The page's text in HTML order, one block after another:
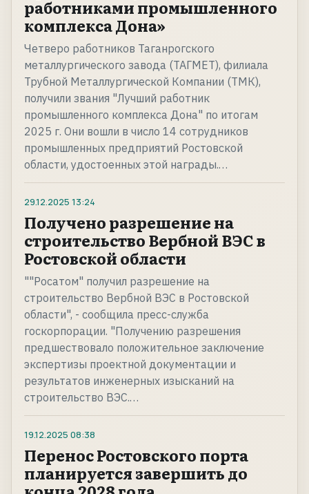
работниками промышленного
комплекса Дона»
Четверо работников Таганрогского
металлургического завода (ТАГМЕТ), филиала
Трубной Металлургической Компании (ТМК),
получили звания "Лучший работник
промышленного комплекса Дона" по итогам
2025 г. Они вошли в число 14 сотрудников
промышленных предприятий Ростовской
области, удостоенных этой награды.…
29.12.2025 13:24
Получено разрешение на
строительство Вербной ВЭС в
Ростовской области
""Росатом" получил разрешение на
строительство Вербной ВЭС в Ростовской
области", - сообщила пресс-служба
госкорпорации. "Получению разрешения
предшествовало положительное заключение
экспертизы проектной документации и
результатов инженерных изысканий на
строительство ВЭС.…
19.12.2025 08:38
Перенос Ростовского порта
планируется завершить до